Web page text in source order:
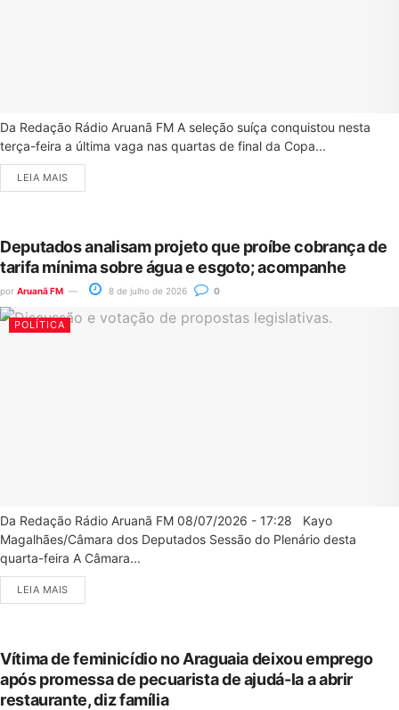
Da Redação Rádio Aruanã FM A seleção suíça conquistou nesta
terça-feira a última vaga nas quartas de final da Copa...
LEIA MAIS
Deputados analisam projeto que proíbe cobrança de
tarifa mínima sobre água e esgoto; acompanhe
por Aruanã FM 8 de julho de 2026 0
POLÍTICA
Da Redação Rádio Aruanã FM 08/07/2026 - 17:28 Kayo
Magalhães/Câmara dos Deputados Sessão do Plenário desta
quarta-feira A Câmara...
LEIA MAIS
Vítima de feminicídio no Araguaia deixou emprego
após promessa de pecuarista de ajudá-la a abrir
restaurante, diz família